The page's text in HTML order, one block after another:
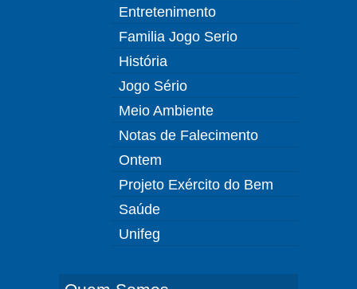
Entretenimento
Familia Jogo Serio
História
Jogo Sério
Meio Ambiente
Notas de Falecimento
Ontem
Projeto Exército do Bem
Saúde
Unifeg